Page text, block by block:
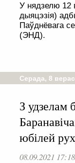
У нядзелю 12
дыяцэзія)
Паўднёвага
(ЭНД).
Серада, 8
З удзелам
юбілей
08.09.2021 17:18